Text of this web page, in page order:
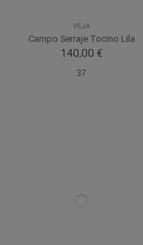
VEJA
Campo Serraje Tocino Lila
140,00 €
37